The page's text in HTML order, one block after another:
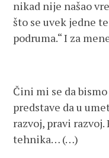
nikad nije našao
što se uvek jedne
podruma.“ I za
Čini mi se da
predstave da u
razvoj, pravi razvoj.
tehnika… (…)